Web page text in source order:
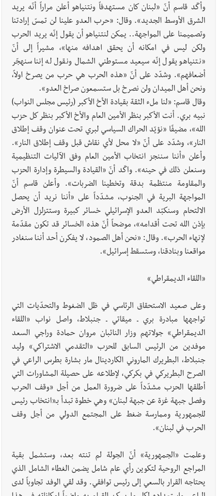
وأكّد قاسم أنّ «لبنان كان مستهدفاً ونتنياهو أعلن مراراً أنّه يريد
الشرق الأوسط الجديد». وقال: «حرب العدو علينا لن تمسّ إرادتنا
وتصميمنا على المواجهة.. يمكن لنتنياهو أن يقول إنّه يريد الحرب
ولكن ليس في امكانه أن يحقق اهدافه منها»، مشيراً إلى أنّ
«نتنياهو يقول إنّه سيعيد مستوطني الشمال ونقول له إننا سنهجّر
أضعافهم». وشدّد على أنّ «هذه الحرب هي حرب من يصرخ اولاً،
ونحن أهل الميدان ولن نصرخ بل ستسمعون صراخ العدو».
وقال قاسم: «لنا ملء الثقة بقيادة الأخ الأكبر (رئيس مجلس النواب)
نبيه بري. أنت الأكبر بنظر الأمين العام والأخ الأكبر بنظر كل حزب
الله»، مضيفًا «نؤيّد الحراك السياسي لبري تحت عنوان وقف إطلاق
النار»، وشدّد على أنّ «لا محل لأي نقاش قبل وقف إطلاق النار».
وأعلن «أننا سننجز انتخاب الأمين العام وفق الآليات التنظيمية
وسنعلن ذلك في حينه». واكّد أنّ «القيادة والسيطرة وإدارة الحزب
والمقاومة منتظمة بدقة وتخطينا الضربات». وأعلن قاسم أنّ
المواجهة البرية في الجنوب، مشدّداً على «أننا نريد أن يحصل
الالتحام وسنكبّد العدو الإسرائيلي خسائر كبيرة وستتزلزل الأرض
بإذن الله تحت أقدامه»، موضحاً أنّ هذه الخسائر قد تكون مقدّمة
لإنهاء الحرب». وقال: «نحن أهل الصمود، لا يفكرن أحد أننا سنغادر
مواقعنا وبنادقنا، وستسقط إسرائيل».
«اللقاء الديمقراطي»
وعلى صعيد الاستحقاق الرئاسي في ظل الضغوط والتحدّيات التي
تواجهها مبادرة بري ـ ميقاتي ـ جنبلاط، واصل نواب «اللقاء
الديمقراطي» جولاتهم وزار النائبان مروان حمادة وراجي السعد
موفدين من الرئيس السابق للحزب «التقدمي الاشتراكي» وليد
جنبلاط، البطريرك الماروني الكاردينال مار بشارة بطرس الراعي في
الصرح البطريركي في بكركي، لإطلاعه على حصيلة المشاورات التي
أطلقها الحزب مشدّداً على ضرورة العمل من أجل «وقف الحرب
وفصل جبهة غزة عن جبهة لبنان» وهي خطوة تبدأ بـ«انتخاب رئيس
للجمهورية وممارسة ضغط على المجتمع الدولي من أجل وقف
الحرب في لبنان».
وعلمت «الجمهورية» أنّ الجولة لم تنته بعد، وستشمل بقية
المراجع الروحية لتكوين رأي عام شامل يضمن الغطاء الشامل الذي
يحتاجه القرار بالسعي إلى رئيس توافقي. وقد لقي الوفد تجاوباً لدى